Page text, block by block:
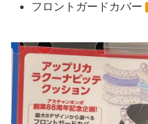
フロントガードカバー